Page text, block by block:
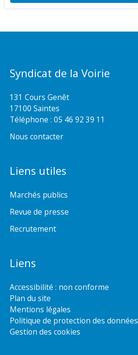
Syndicat de la Voirie
131 Cours Genêt
17100 Saintes
Téléphone : 05 46 92 39 11
Nous contacter
Liens utiles
Marchés publics
Revue de presse
Recrutement
Liens
Accessibilité : non conforme
Plan du site
Mentions légales
Politique de protection des données
Gestion des cookies